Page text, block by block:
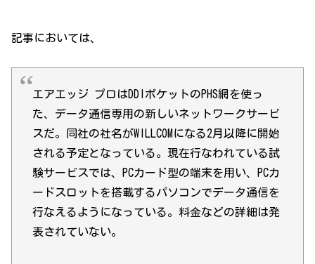
記事においては、
エアエッジ プロはDDIポケットのPHS網を使っ
た、データ通信専用の新しいネットワークサービ
スだ。同社の社名がWILLCOMになる2月以降に開始
される予定となっている。現在行なわれている試
験サービスでは、PCカード型の端末を用い、PCカ
ードスロットを搭載するパソコンでデータ通信を
行なえるようになっている。料金などの詳細は発
表されていない。